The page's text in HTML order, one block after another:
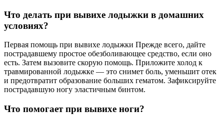
Что делать при вывихе лодыжки в домашних
условиях?
Первая помощь при вывихе лодыжки Прежде всего, дайте
пострадавшему простое обезболивающее средство, если оно
есть. Затем вызовите скорую помощь. Приложите холод к
травмированной лодыжке — это снимет боль, уменьшит отек
и предотвратит образование больших гематом. Зафиксируйте
пострадавшую ногу эластичным бинтом.
Что помогает при вывихе ноги?